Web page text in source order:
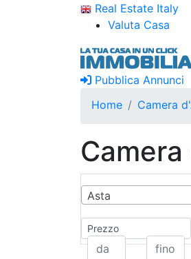
Real Estate Italy
Valuta Casa
Pubblica Annunci
Home
Camera
Asta
Prezzo